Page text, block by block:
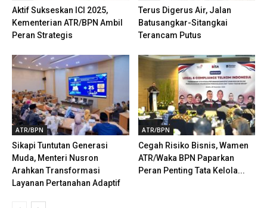
Aktif Sukseskan ICI 2025,
Kementerian ATR/BPN Ambil
Peran Strategis
Terus Digerus Air, Jalan
Batusangkar-Sitangkai
Terancam Putus
ATR/BPN
Sikapi Tuntutan Generasi
Muda, Menteri Nusron
Arahkan Transformasi
Layanan Pertanahan Adaptif
ATR/BPN
Cegah Risiko Bisnis, Wamen
ATR/Waka BPN Paparkan
Peran Penting Tata Kelola...